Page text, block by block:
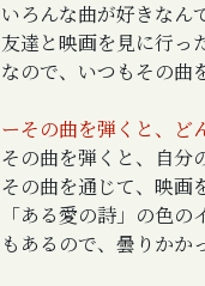
いろんな曲が好きなん
友達と映画を見に行っ
なので、いつもその曲
ーその曲を弾くと、ど
その曲を弾くと、自分
その曲を通じて、映画
「ある愛の詩」の色
もあるので、曇りかか